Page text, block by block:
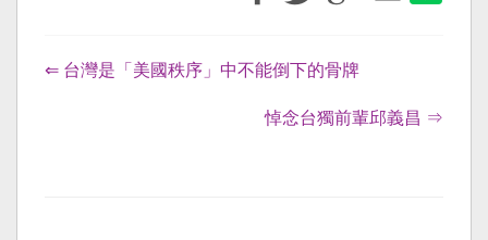
⇐ 台灣是「美國秩序」中不能倒下的骨牌
悼念台獨前輩邱義昌 ⇒